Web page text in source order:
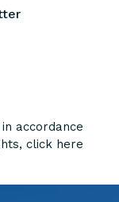
accordance
click here